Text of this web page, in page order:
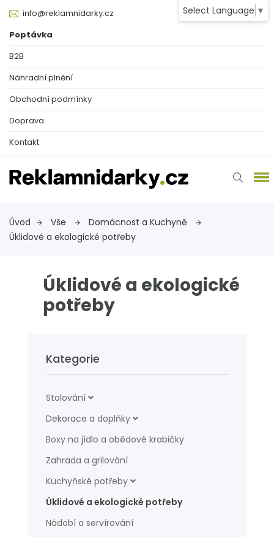
Select Language ▼
info@reklamnidarky.cz
Poptávka
B2B
Náhradní plnění
Obchodní podmínky
Doprava
Kontakt
Úvod Vše
Domácnost a Kuchyně
Úklidové a ekologické potřeby
Úklidové a ekologické
potřeby
Kategorie
Stolování
Dekorace a doplňky
Boxy na jídlo a obědové krabičky
Zahrada a grilování
Kuchyňské potřeby
Úklidové a ekologické potřeby
Nádobí a servírování